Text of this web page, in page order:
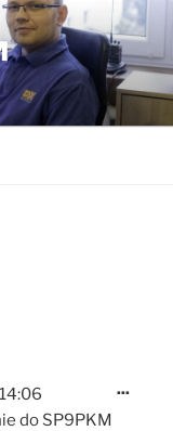
14:06
do SP9PKM
...